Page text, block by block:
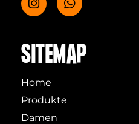
SITEMAP
Home
Produkte
Damen